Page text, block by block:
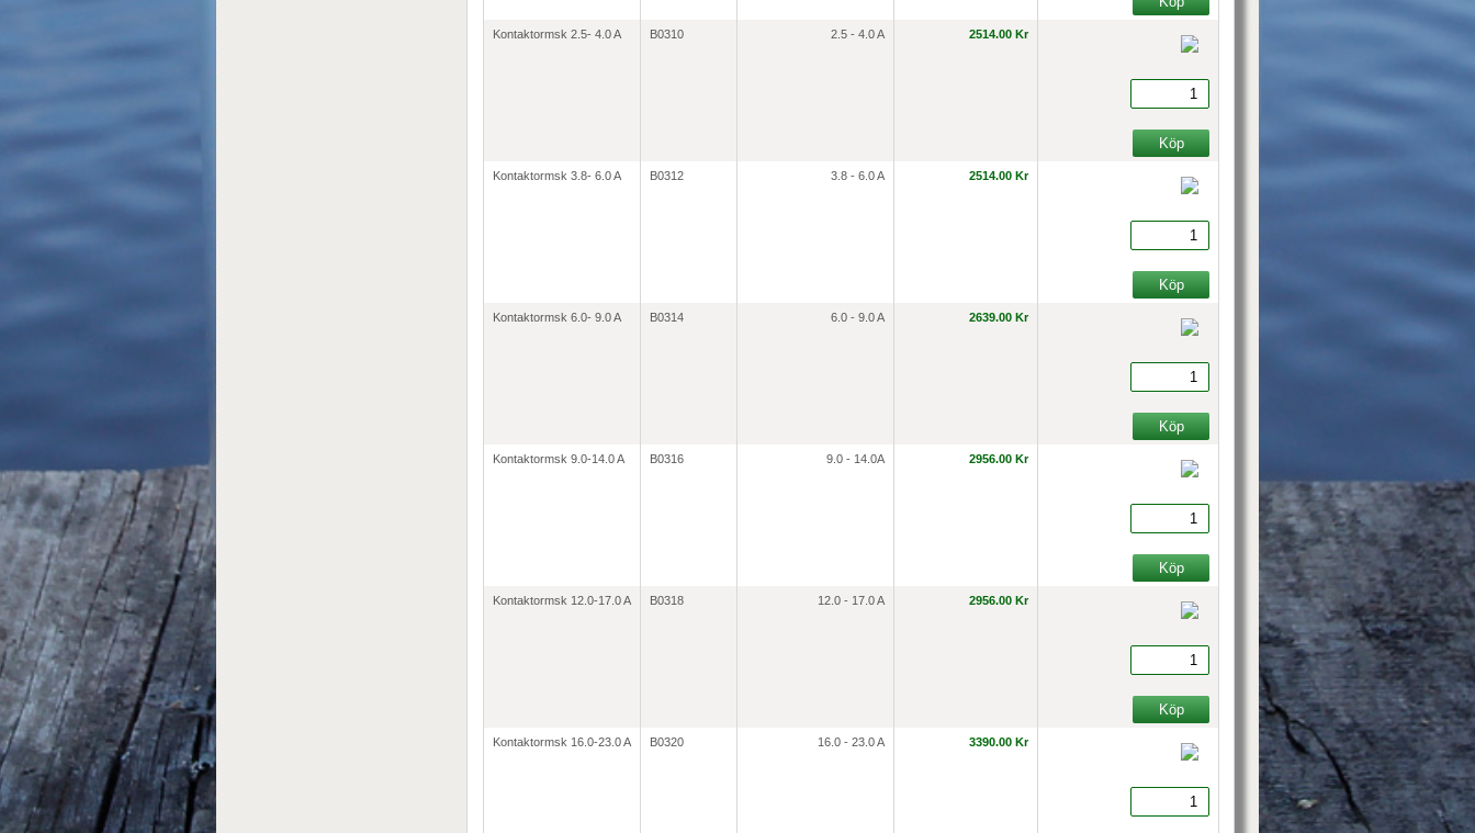
Kontaktormsk 2.5- 4.0 A B0310 2.5 - 4.0 A 2514.00 Kr
Kontaktormsk 3.8- 6.0 A B0312 3.8 - 6.0 A 2514.00 Kr
Kontaktormsk 6.0- 9.0 A B0314 6.0 - 9.0 A 2639.00 Kr
Kontaktormsk 9.0-14.0 A B0316 9.0 - 14.0A 2956.00 Kr
Kontaktormsk 12.0-17.0 A B0318 12.0 - 17.0 A 2956.00 Kr
Kontaktormsk 16.0-23.0 A B0320 16.0 - 23.0 A 3390.00 Kr